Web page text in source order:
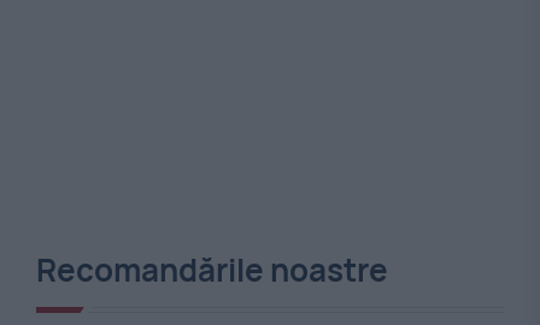
Recomandările noastre